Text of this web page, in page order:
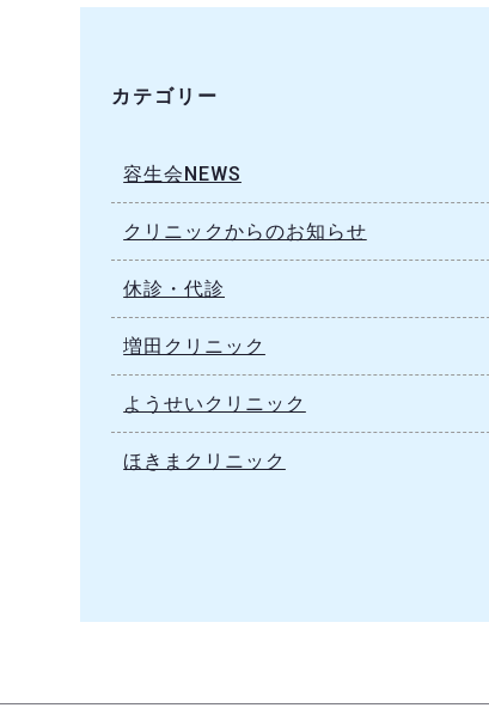
カテゴリー
容生会NEWS
クリニックからのお知らせ
休診・代診
増田クリニック
ようせいクリニック
ほきまクリニック